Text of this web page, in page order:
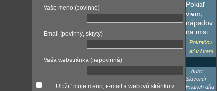
Vaše meno (povinné)
Email (povinný, skrytý)
Vaša webstránka (nepovinná)
Uložiť moje meno, e-mail a webovú stránku v
Pokiaľ
viem,
nápadov
na misi...
Pokračov
ať v čítaní
Autor
Slavomír
Fridrich dňa